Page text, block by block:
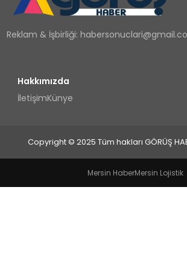
TEKNOLOJI
YAŞAM
Reklam & İşbirliği:
Hakkımızda
İletişimKünye
Copyright © 2025 Tüm hakları GÖRÜŞ
Mersin HaberMersin Lojistik